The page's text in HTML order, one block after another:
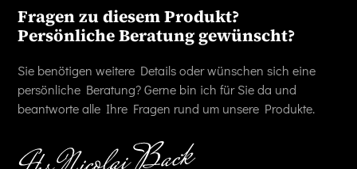
Fragen zu diesem Produkt?
Persönliche Beratung gewünscht?
Sie benötigen weitere Details oder wünschen sich eine
persönliche Beratung? Gerne bin ich für Sie da und
beantworte alle Ihre Fragen rund um unsere Produkte.